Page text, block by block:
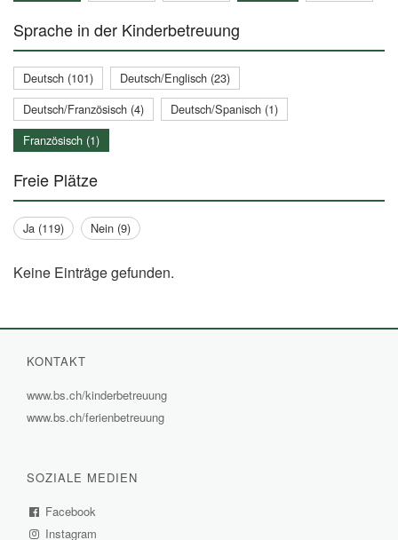
Keine Einträge gefunden.
Sprache in der Kinderbetreuung
Deutsch (101)
Deutsch/Englisch (23)
Deutsch/Französisch (4)
Deutsch/Spanisch (1)
Französisch (1)
Freie Plätze
Ja (119) Nein (9)
KONTAKT
www.bs.ch/kinderbetreuung
www.bs.ch/ferienbetreuung
SOZIALE MEDIEN
Facebook
Instagram